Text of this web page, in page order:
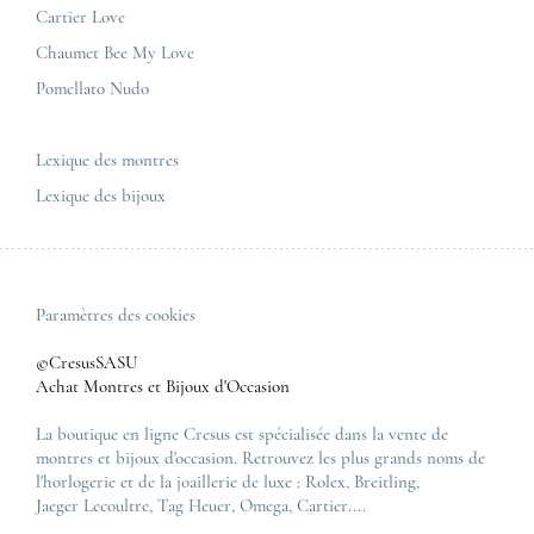
Nous contacter
Cartier Love
Chaumet Bee My Love
Pomellato Nudo
Lexique des montres
Lexique des bijoux
Paramètres des cookies
©CresusSASU
Achat Montres et Bijoux d'Occasion
La boutique en ligne Cresus est spécialisée dans la vente de
montres et bijoux d'occasion. Retrouvez les plus grands noms de
l'horlogerie et de la joaillerie de luxe : Rolex, Breitling,
Jaeger Lecoultre, Tag Heuer, Omega, Cartier....